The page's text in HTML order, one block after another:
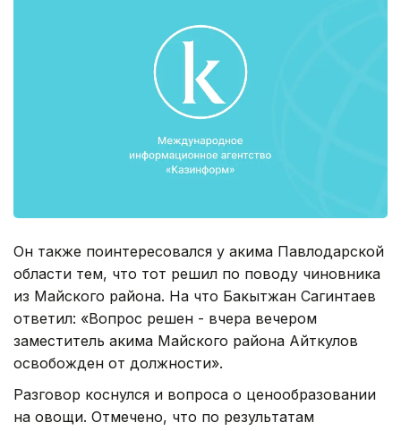
Он также поинтересовался у акима Павлодарской
области тем, что тот решил по поводу чиновника
из Майского района. На что Бакытжан Сагинтаев
ответил: «Вопрос решен - вчера вечером
заместитель акима Майского района Айткулов
освобожден от должности».
Разговор коснулся и вопроса о ценообразовании
на овощи. Отмечено, что по результатам